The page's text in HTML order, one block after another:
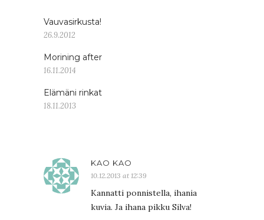
Vauvasirkusta!
26.9.2012
Morining after
16.11.2014
Elämäni rinkat
18.11.2013
KAO KAO
10.12.2013 at 12:39
Kannatti ponnistella, ihania
kuvia. Ja ihana pikku Silva!